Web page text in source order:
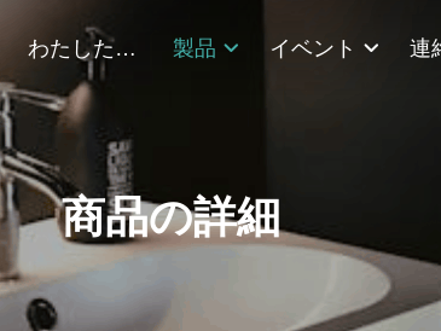
わたしたち に つい て 製品 イベント
商品の詳細